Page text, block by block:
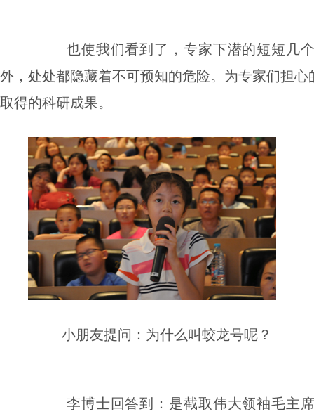
也使我们看到了，专家下潜的短短几
外，处处都隐藏着不可预知的危险。为专家们担
取得的科研成果。
小朋友提问：为什么叫蛟龙号呢？
李博士回答到：是截取伟大领袖毛主